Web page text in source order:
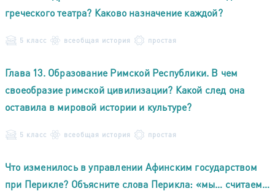
греческого театра? Каково назначение каждой?
5 класс всеобщая история простая
Глава 13. Образование Римской Республики. В чем
своеобразие римской цивилизации? Какой след она
оставила в мировой истории и культуре?
5 класс всеобщая история простая
Что изменилось в управлении Афинским государством
при Перикле? Объясните слова Перикла: «мы… считаем…